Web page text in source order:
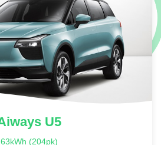
AiwaysU5
63kWh (204pk)